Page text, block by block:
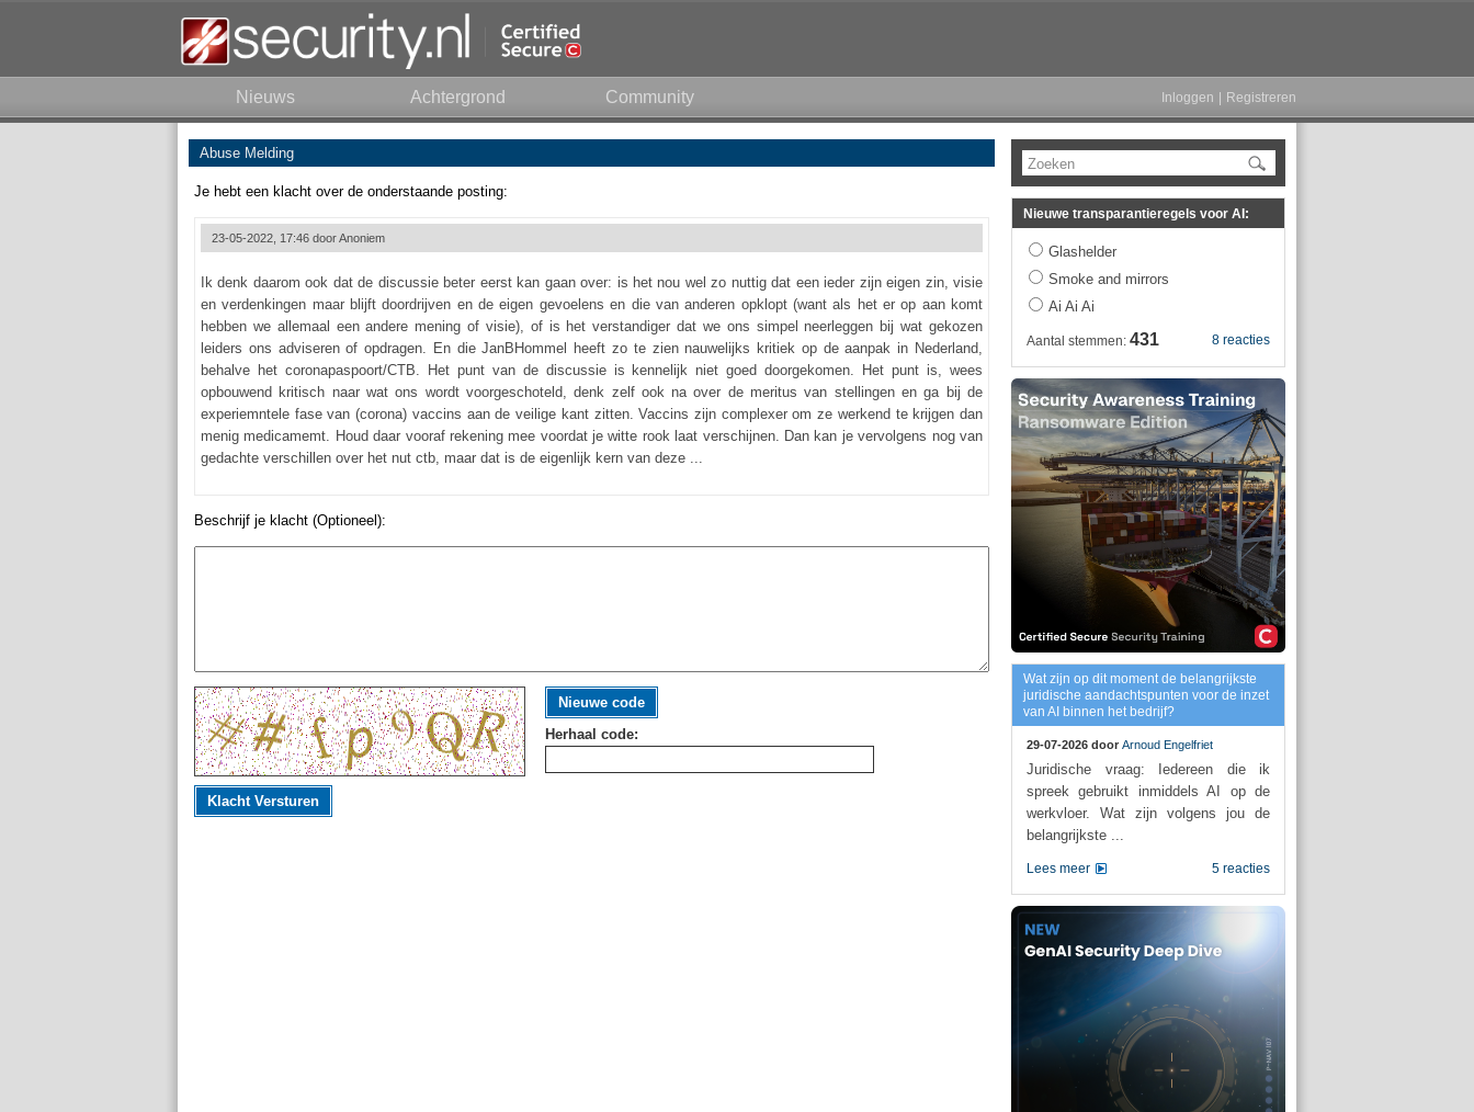
Nieuws Achtergrond Community Inloggen Registreren
Abuse Melding
Je hebt een klacht over de onderstaande posting:
23-05-2022, 17:46 doorAnoniem
Ik denk daarom ook dat de discussie beter eerst kan gaan over: is het nou wel zo nuttig dat een ieder zijn eigen zin, visie
en verdenkingen maar blijft doordrijven en de eigen gevoelens en die van anderen opklopt (want als het er op aan komt
hebben we allemaal een andere mening of visie), of is het verstandiger dat we ons simpel neerleggen bij wat gekozen
leiders ons adviseren of opdragen. En die JanBHommel heeft zo te zien nauwelijks kritiek op de aanpak in Nederland,
behalve het coronapaspoort/CTB. Het punt van de discussie is kennelijk niet goed doorgekomen. Het punt is, wees
opbouwend kritisch naar wat ons wordt voorgeschoteld, denk zelf ook na over de meritus van stellingen en ga bij de
experiemntele fase van (corona) vaccins aan de veilige kant zitten. Vaccins zijn complexer om ze werkend te krijgen dan
menig medicamemt. Houd daar vooraf rekening mee voordat je witte rook laat verschijnen. Dan kan je vervolgens nog van
gedachte verschillen over het nut ctb, maar dat is de eigenlijk kern van deze ...
Beschrijf je klacht (Optioneel):
Nieuwe code
Herhaal code:
Klacht Versturen
Zoeken
Nieuwe transparantieregels voor AI:
Glashelder
Smoke and mirrors
Ai Ai Ai
8 reacties
Aantal stemmen: 431
Wat zijn op dit moment de belangrijkste
juridische aandachtspunten voor de inzet
van AI binnen het bedrijf?
29-07-2026 door Arnoud Engelfriet
Juridische vraag: Iedereen die ik
spreek gebruikt inmiddels AI op de
werkvloer. Wat zijn volgens jou de
belangrijkste ...
5 reacties
Lees meer